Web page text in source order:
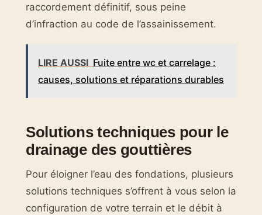
raccordement définitif, sous peine
d’infraction au code de l’assainissement.
LIRE AUSSI Fuite entre wc et carrelage :
causes, solutions et réparations durables
Solutions techniques pour le
drainage des gouttières
Pour éloigner l’eau des fondations, plusieurs
solutions techniques s’offrent à vous selon la
configuration de votre terrain et le débit à